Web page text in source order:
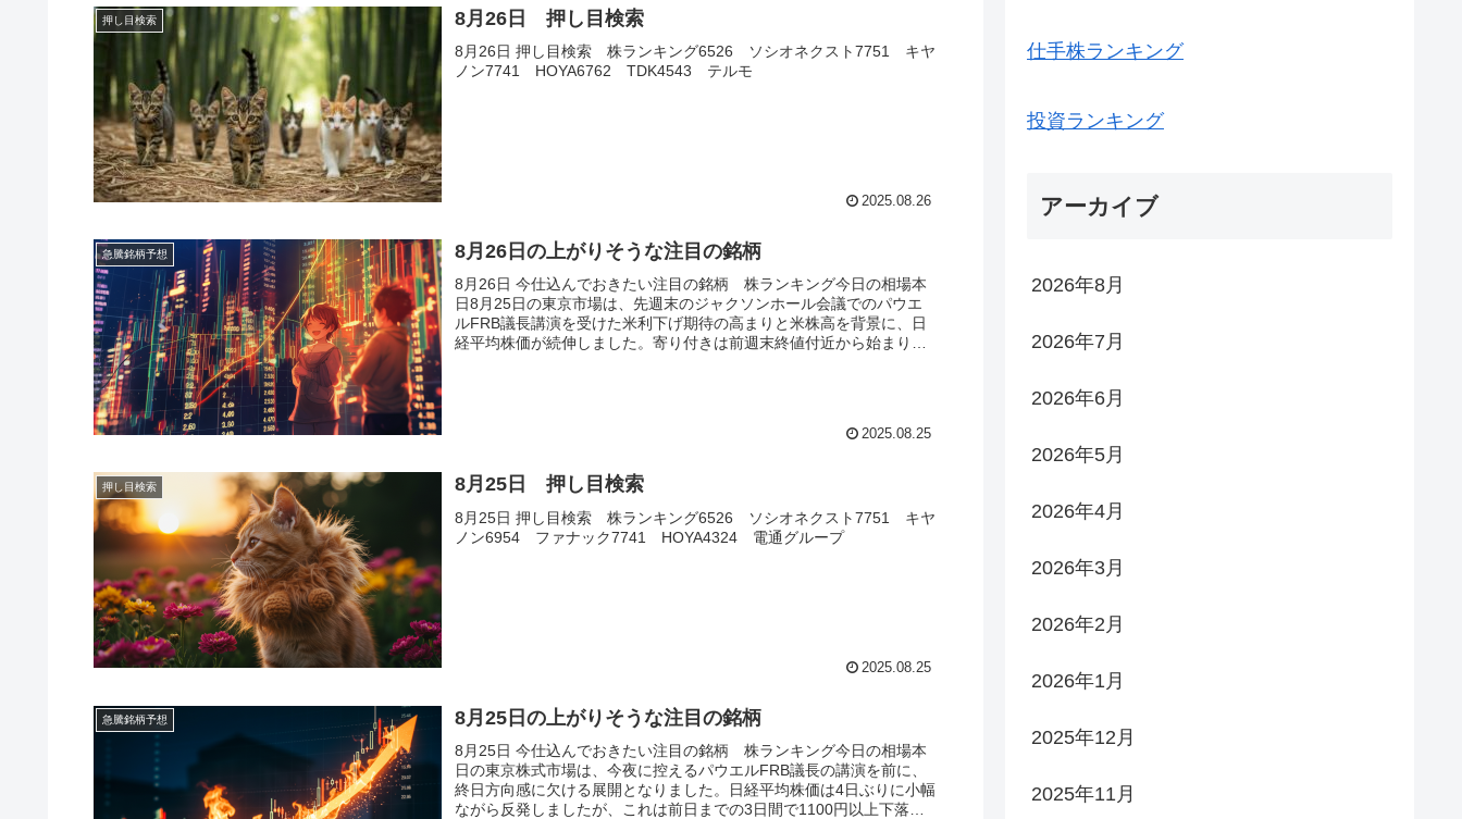
押し目検索 8月26日 押し目検索
8月26日 押し目検索 株ランキング6526 ソシオネクスト7751 キヤ
ノン7741 HOYA6762 TDK4543 テルモ
2025.08.26
急騰銘柄予想 8月26日の上がりそうな注目の銘柄
8月26日 今仕込んでおきたい注目の銘柄 株ランキング今日の相場本
日8月25日の東京市場は、先週末のジャクソンホール会議でのパウエ
ルFRB議長講演を受けた米利下げ期待の高まりと米株高を背景に、日
経平均株価が続伸しました。寄り付きは前週末終値付近から始まり、
2025.08.25
押し目検索 8月25日 押し目検索
8月25日 押し目検索 株ランキング6526 ソシオネクスト7751 キヤ
ノン6954 ファナック7741 HOYA4324 電通グループ
2025.08.25
急騰銘柄予想 8月25日の上がりそうな注目の銘柄
8月25日 今仕込んでおきたい注目の銘柄 株ランキング今日の相場本
日の東京株式市場は、今夜に控えるパウエルFRB議長の講演を前に、
終日方向感に欠ける展開となりました。日経平均株価は4日ぶりに小幅
ながら反発しましたが、これは前日までの3日間で1100円以上下落し
仕手株ランキング
投資ランキング
アーカイブ
2026年8月
2026年7月
2026年6月
2026年5月
2026年4月
2026年3月
2026年2月
2026年1月
2025年12月
2025年11月